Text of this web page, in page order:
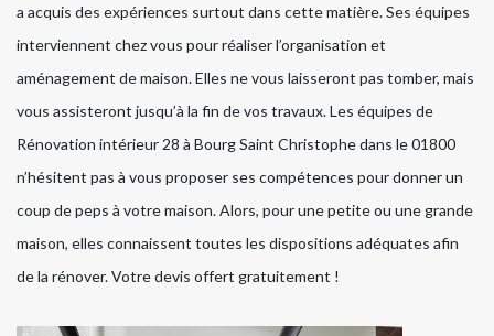
a acquis des expériences surtout dans cette matière. Ses équipes
interviennent chez vous pour réaliser l’organisation et
aménagement de maison. Elles ne vous laisseront pas tomber, mais
vous assisteront jusqu’à la fin de vos travaux. Les équipes de
Rénovation intérieur 28 à Bourg Saint Christophe dans le 01800
n’hésitent pas à vous proposer ses compétences pour donner un
coup de peps à votre maison. Alors, pour une petite ou une grande
maison, elles connaissent toutes les dispositions adéquates afin
de la rénover. Votre devis offert gratuitement !